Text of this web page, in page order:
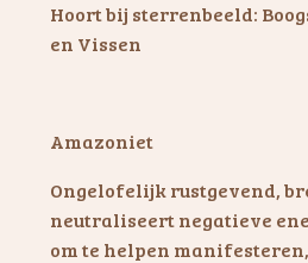
Hoort bij sterrenbeeld:
en Vissen
Amazoniet
Ongelofelijk rustgevend,
neutraliseert negatieve
om te helpen